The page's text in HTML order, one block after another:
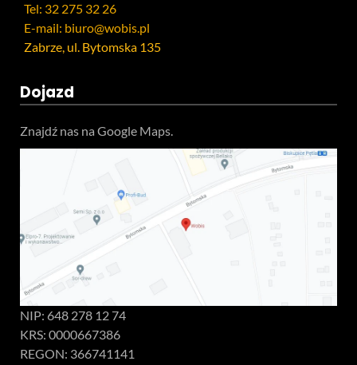
Tel: 32 275 32 26
E-mail: biuro@wobis.pl
Zabrze, ul. Bytomska 135
Dojazd
Znajdź nas na Google Maps.
NIP: 648 278 12 74
KRS: 0000667386
REGON: 366741141